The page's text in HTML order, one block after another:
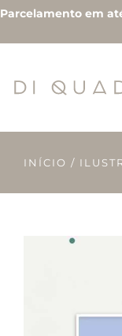
Parcelamento em
INÍCIO /